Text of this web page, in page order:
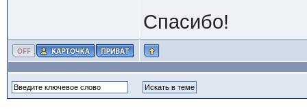
Спасибо!